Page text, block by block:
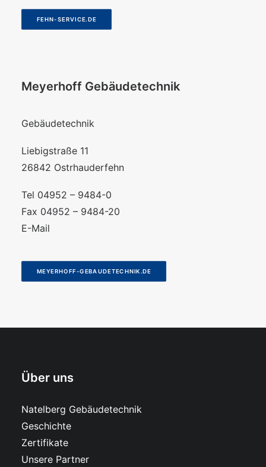
FEHN-SERVICE.DE
Meyerhoff Gebäudetechnik
Gebäudetechnik
Liebigstraße 11
26842 Ostrhauderfehn
Tel 04952 – 9484-0
Fax 04952 – 9484-20
E-Mail
MEYERHOFF-GEBAUDETECHNIK.DE
Über uns
Natelberg Gebäudetechnik
Geschichte
Zertifikate
Unsere Partner